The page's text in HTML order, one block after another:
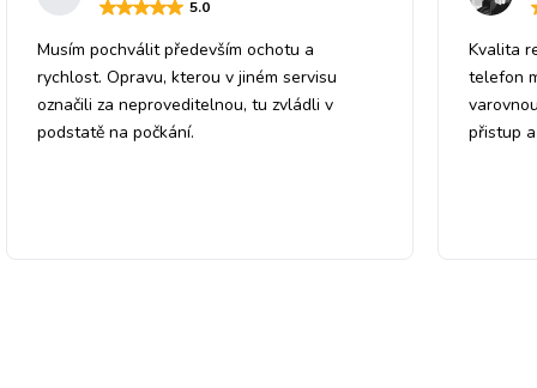
5.0
Musím pochválit především ochotu a
rychlost. Opravu, kterou v jiném servisu
označili za neproveditelnou, tu zvládli v
podstatě na počkání.
Kvalita
telefon
přistup